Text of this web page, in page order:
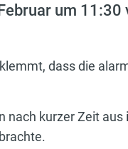
um 11:30
dass die
kurzer Zeit aus